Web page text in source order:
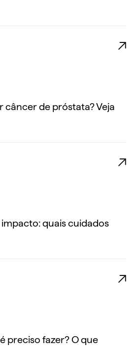
de próstata? Veja
quais cuidados
preciso fazer? O que